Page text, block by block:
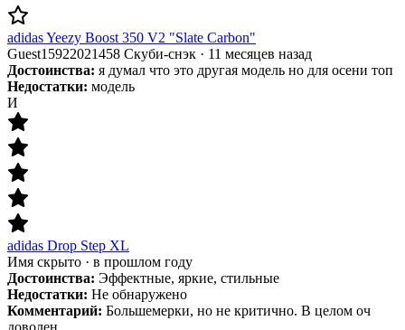
adidas Yeezy Boost 350 V2 "Slate Carbon"
Guest15922021458 Скуби-снэк · 11 месяцев назад
Достоинства: я думал что это другая модель но для осени топ
Недостатки: модель
И
adidas Drop Step XL
Имя скрыто · в прошлом году
Достоинства: Эффектные, яркие, стильные
Недостатки: Не обнаружено
Комментарий: Большемерки, но не критично. В целом оч
доволен